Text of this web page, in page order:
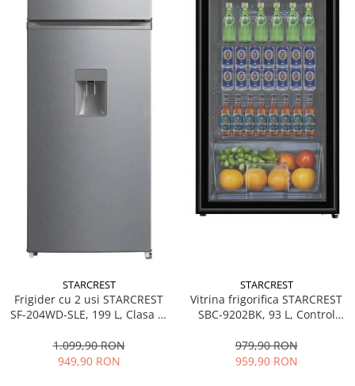
STARCREST
Frigider cu 2 usi STARCREST
SF-204WD-SLE, 199 L, Clasa E,
Termostat Ajustabil, Usi
reversibile, H 143 cm, Argintiu
1.099,90 RON
949,90 RON
STARCREST
Vitrina frigorifica STARCREST
SBC-9202BK, 93 L, Control
83.2 cm, Negru
979,90 RON
959,90 RON